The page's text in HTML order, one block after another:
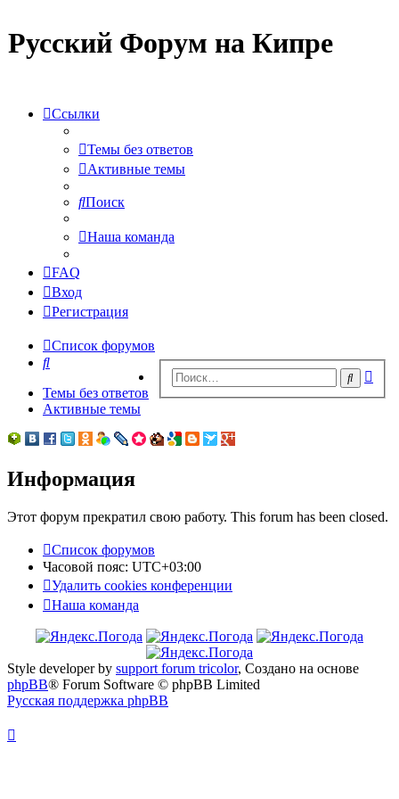
Русский Форум на Кипре
Ссылки
Темы без ответов
Активные темы
Поиск
Наша команда
FAQ
Вход
Регистрация
Список форумов
Поиск
Поиск
Темы без ответов
Активные темы
Информация
Этот форум прекратил свою работу. This forum has been closed.
Список форумов
Часовой пояс: UTC+03:00
Удалить cookies конференции
Наша команда
Style developer by support forum tricolor, Создано на основе
phpBB® Forum Software © phpBB Limited
Русская поддержка phpBB